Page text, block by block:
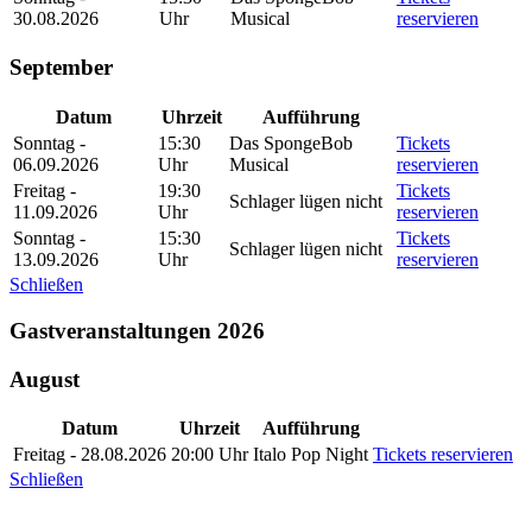
30.08.2026
Uhr
Musical
reservieren
September
Datum Uhrzeit
Aufführung
Sonntag -
06.09.2026
15:30
Uhr
Das SpongeBob
Musical
Tickets
reservieren
Freitag -
11.09.2026
19:30
Uhr
Schlager lügen nicht
Tickets
reservieren
Sonntag -
13.09.2026
15:30
Uhr
Schlager lügen nicht
Tickets
reservieren
Schließen
Gastveranstaltungen 2026
August
Datum Uhrzeit
Aufführung
Freitag - 28.08.2026 20:00 Uhr Italo Pop Night Tickets reservieren
Schließen